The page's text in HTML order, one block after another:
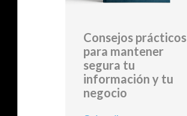
Consejos prácticos
para mantener
segura tu
información y tu
negocio